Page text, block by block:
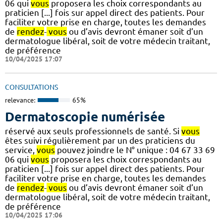
06 qui vous proposera les choix correspondants au
praticien [...] fois sur appel direct des patients. Pour
faciliter votre prise en charge, toutes les demandes
de rendez- vous ou d’avis devront émaner soit d’un
dermatologue libéral, soit de votre médecin traitant,
de préférence
10/04/2025 17:07
CONSULTATIONS
relevance: 65%
Dermatoscopie numérisée
réservé aux seuls professionnels de santé. Si vous
êtes suivi régulièrement par un des praticiens du
service, vous pouvez joindre le N° unique : 04 67 33 69
06 qui vous proposera les choix correspondants au
praticien [...] fois sur appel direct des patients. Pour
faciliter votre prise en charge, toutes les demandes
de rendez- vous ou d’avis devront émaner soit d’un
dermatologue libéral, soit de votre médecin traitant,
de préférence
10/04/2025 17:06